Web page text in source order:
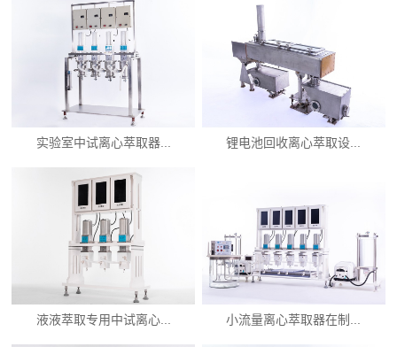
实验室中试离心萃取器... 锂电池回收离心萃取设...
液液萃取专用中试离心... 小流量离心萃取器在制...